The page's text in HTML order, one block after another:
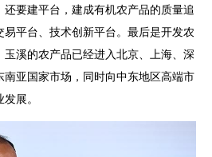
要建平台，建成有机农产品的质量追
平台、技术创新平台。最后是开发农
溪的农产品已经进入北京、上海、深
亚国家市场，同时向中东地区高端市
展。